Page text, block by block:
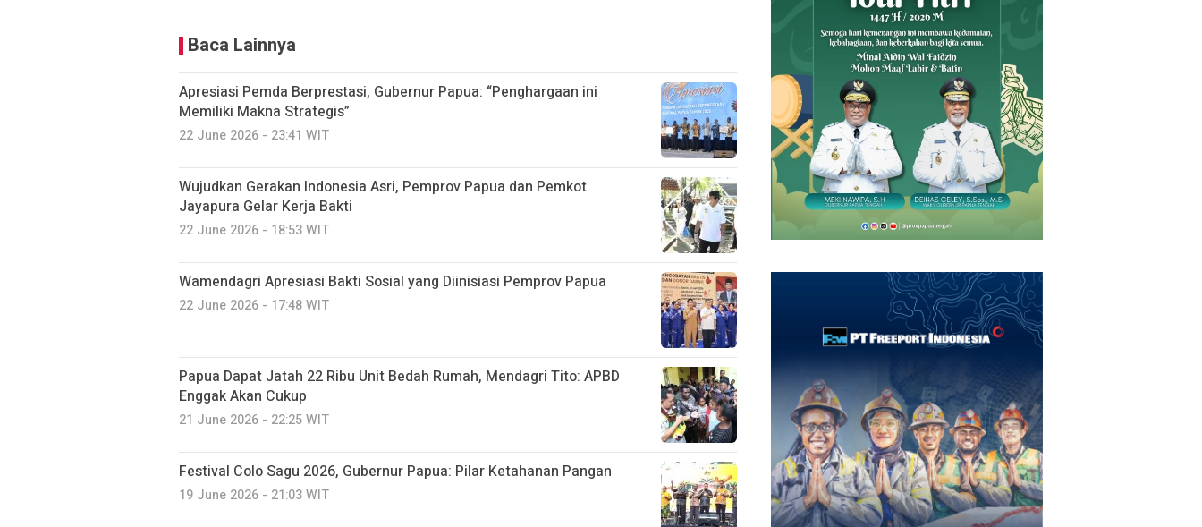
Baca Lainnya
Apresiasi Pemda Berprestasi, Gubernur Papua: “Penghargaan ini
Memiliki Makna Strategis”
22 June 2026 - 23:41 WIT
Wujudkan Gerakan Indonesia Asri, Pemprov Papua dan Pemkot
Jayapura Gelar Kerja Bakti
22 June 2026 - 18:53 WIT
Wamendagri Apresiasi Bakti Sosial yang Diinisiasi Pemprov Papua
22 June 2026 - 17:48 WIT
Papua Dapat Jatah 22 Ribu Unit Bedah Rumah, Mendagri Tito: APBD
Enggak Akan Cukup
21 June 2026 - 22:25 WIT
Festival Colo Sagu 2026, Gubernur Papua: Pilar Ketahanan Pangan
19 June 2026 - 21:03 WIT